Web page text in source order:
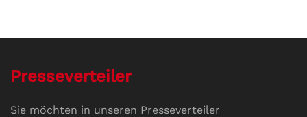
Presseverteiler
Sie möchten in unseren Presseverteiler